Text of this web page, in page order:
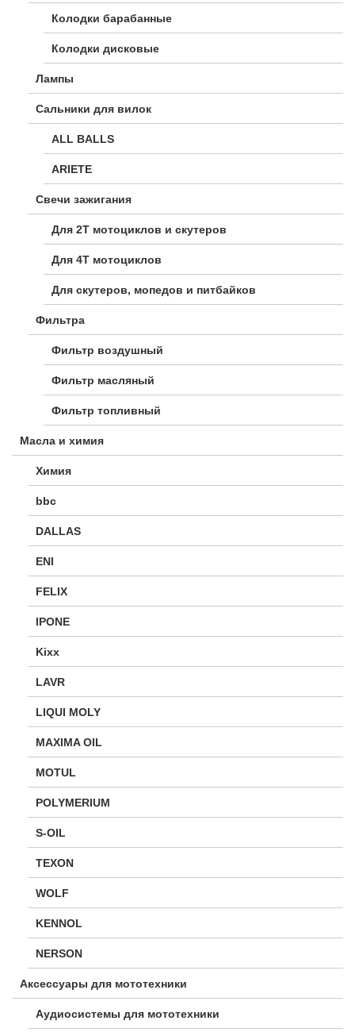
Колодки барабанные
Колодки дисковые
Лампы
Сальники для вилок
ALL BALLS
ARIETE
Свечи зажигания
Для 2Т мотоциклов и скутеров
Для 4Т мотоциклов
Для скутеров, мопедов и питбайков
Фильтра
Фильтр воздушный
Фильтр масляный
Фильтр топливный
Масла и химия
Химия
bbc
DALLAS
ENI
FELIX
IPONE
Kixx
LAVR
LIQUI MOLY
MAXIMA OIL
MOTUL
POLYMERIUM
S-OIL
TEXON
WOLF
KENNOL
NERSON
Аксессуары для мототехники
Аудиосистемы для мототехники